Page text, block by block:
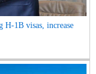
H-1B visas, increase